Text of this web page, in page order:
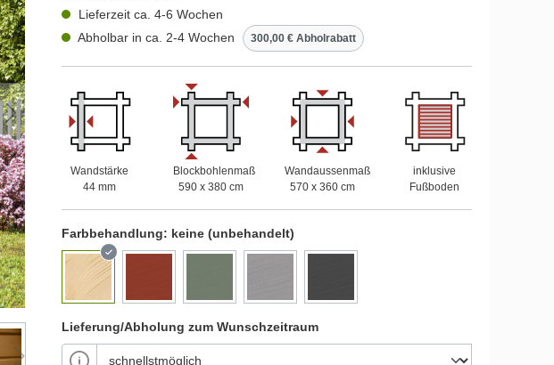
Lieferzeit ca. 4-6 Wochen
Abholbar in ca. 2-4 Wochen
300,00 € Abholrabatt
Wandstärke
44 mm
Blockbohlenmaß
590 x 380 cm
Wandaussenmaß
570 x 360 cm
inklusive
Fußboden
Farbbehandlung: keine (unbehandelt)
Lieferung/Abholung zum Wunschzeitraum